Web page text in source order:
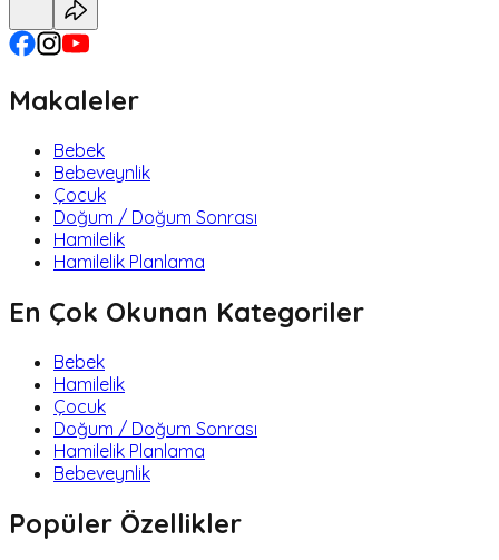
Makaleler
Bebek
Bebeveynlik
Çocuk
Doğum / Doğum Sonrası
Hamilelik
Hamilelik Planlama
En Çok Okunan Kategoriler
Bebek
Hamilelik
Çocuk
Doğum / Doğum Sonrası
Hamilelik Planlama
Bebeveynlik
Popüler Özellikler